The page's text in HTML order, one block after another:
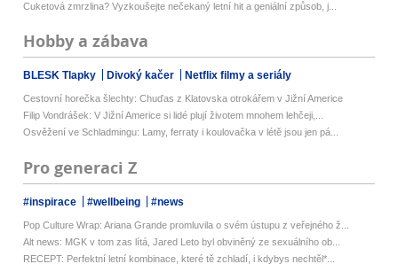
Cuketová zmrzlina? Vyzkoušejte nečekaný letní hit a geniální způsob, j...
Hobby a zábava
BLESK Tlapky Divoký kačer Netflix filmy a seriály
Cestovní horečka šlechty: Chuďas z Klatovska otrokářem v Jižní Americe
Filip Vondrášek: V Jižní Americe si lidé plují životem mnohem lehčeji,...
Osvěžení ve Schladmingu: Lamy, ferraty i koulovačka v létě jsou jen pá...
Pro generaci Z
#inspirace #wellbeing #news
Pop Culture Wrap: Ariana Grande promluvila o svém ústupu z veřejného ž...
Alt news: MGK v tom zas lítá, Jared Leto byl obviněný ze sexuálního ob...
RECEPT: Perfektní letní kombinace, které tě zchladí, i kdybys nechtěl*...